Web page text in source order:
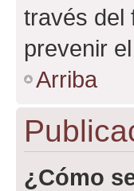
través del
prevenir
Arriba
¿Cómo